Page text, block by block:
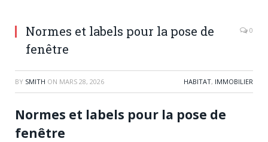
Normes et labels pour la pose de
fenêtre
0
BY SMITH ON MARS 28, 2026 HABITAT, IMMOBILIER
Normes et labels pour la pose de
fenêtre